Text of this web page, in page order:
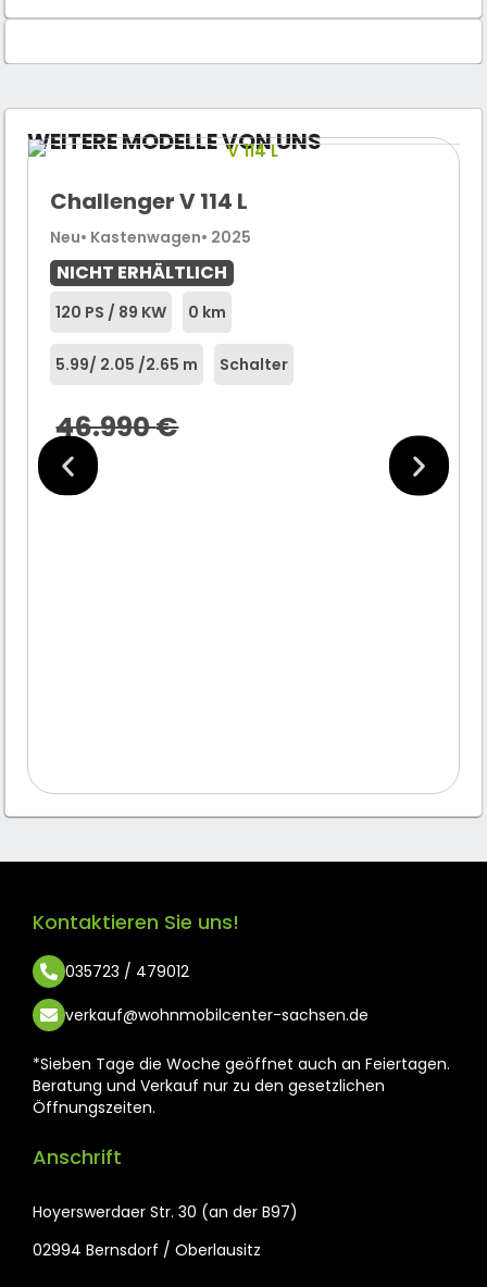
WEITERE MODELLE VON UNS
Challenger V 114 L
Neu• Kastenwagen• 2025
NICHT ERHÄLTLICH
120 PS / 89 KW 0 km
5.99/ 2.05 /2.65 m Schalter
46.990€
Kontaktieren Sie uns!
035723 / 479012
verkauf@wohnmobilcenter-sachsen.de
*Sieben Tage die Woche geöffnet auch an Feiertagen.
Beratung und Verkauf nur zu den gesetzlichen
Öffnungszeiten.
Anschrift
Hoyerswerdaer Str. 30 (an der B97)
02994 Bernsdorf / Oberlausitz